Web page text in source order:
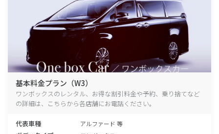
基本料金プラン（W3）
ワンボックスのレンタル、お得な割引料金や予約、乗り捨てなど
の詳細は、こちらから各店舗にお電話ください。
代表車種 アルファード 等